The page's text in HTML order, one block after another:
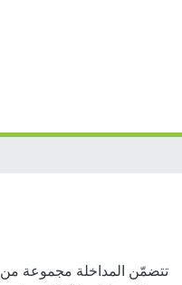
تتضمّن المداخلة مجموعة